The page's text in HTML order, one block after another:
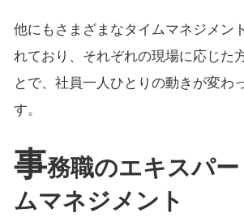
他にもさまざまなタイムマネジメン
れており、それぞれの現場に応じた
とで、社員一人ひとりの動きが変わ
す。
事務職のエキスパ
ムマネジメント